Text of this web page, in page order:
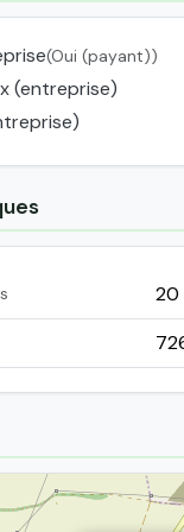
(Oui (payant))
(entreprise)
20